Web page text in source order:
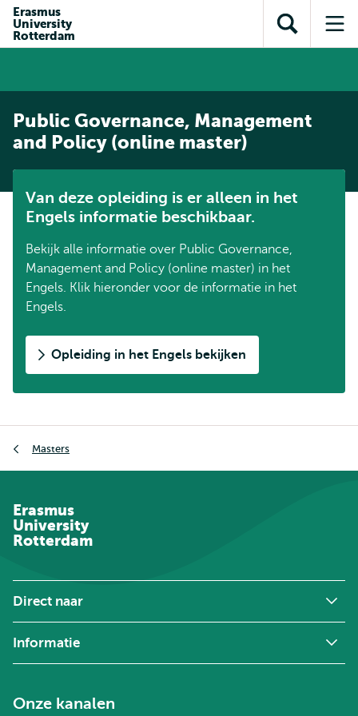
inhoud
Direct naar
subnavigatie
Erasmus
University
Rotterdam
Toon
zoekveld
Public Governance, Management
and Policy (online master)
Van deze opleiding is er alleen in het
Engels informatie beschikbaar.
Bekijk alle informatie over Public Governance,
Management and Policy (online master) in het
Engels. Klik hieronder voor de informatie in het
Engels.
Opleiding in het Engels bekijken
Masters
Erasmus
University
Rotterdam
Direct naar
Informatie
Onze kanalen